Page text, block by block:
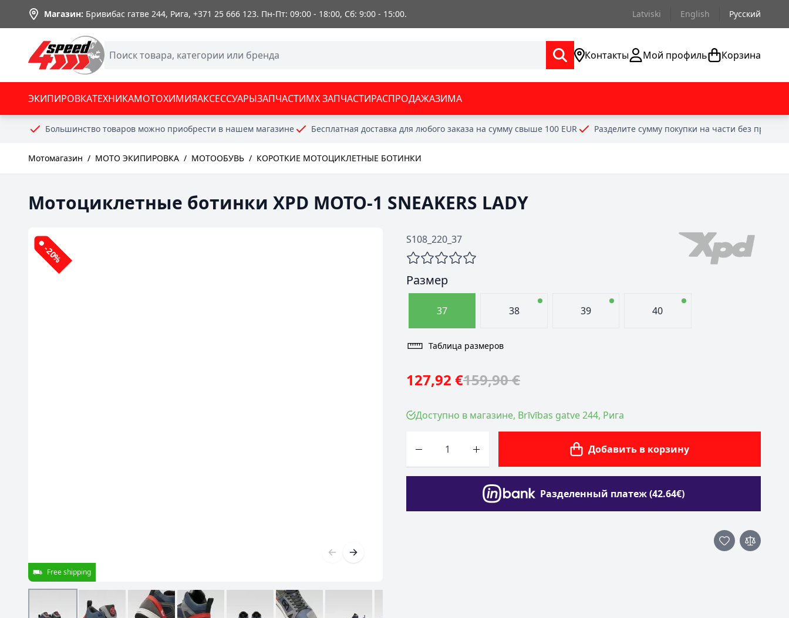
Skip to Content
Магазин: Бривибас гатве 244, Рига, +371 25 666 123. Пн-Пт: 09:00 - 18:00, Сб: 9:00 - 15:00. Latviski English Русский
Контакты Мой профиль Корзина
ЭКИПИРОВКАТЕХНИКАМОТОХИМИЯАКСЕССУАРЫЗАПЧАСТИMX ЗАПЧАСТИРАСПРОДАЖАЗИМА
Большинство товаров можно приобрести в нашем магазине Бесплатная доставка для любого заказа на сумму свыше 100 EUR Разделите сумму покупки на части без
Мотомагазин / МОТО ЭКИПИРОВКА / МОТООБУВЬ / КОРОТКИЕ МОТОЦИКЛЕТНЫЕ БОТИНКИ
Мотоциклетные ботинки XPD MOTO-1 SNEAKERS LADY
S108_220_37
-20%
Free shipping
Размер
37 38 39 40
Таблица размеров
127,92 €159,90 €
Доступно в магазине, Brīvības gatve 244, Рига
Добавить в корзину
Разделенный платеж (42.64€)